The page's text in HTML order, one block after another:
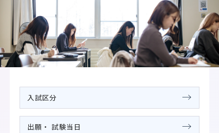
入試区分
出願・ 試験当日